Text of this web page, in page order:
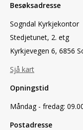
Besøksadresse
Sogndal Kyrkjekontor
Stedjetunet, 2. etg
Kyrkjevegen 6, 6856
Sjå kart
Opningstid
Måndag - fredag:
Postadresse